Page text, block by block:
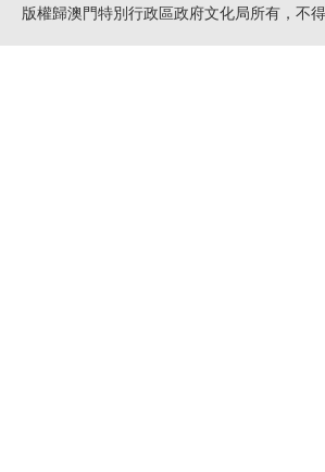
版權歸澳門特別行政區政府文化局所有，不得